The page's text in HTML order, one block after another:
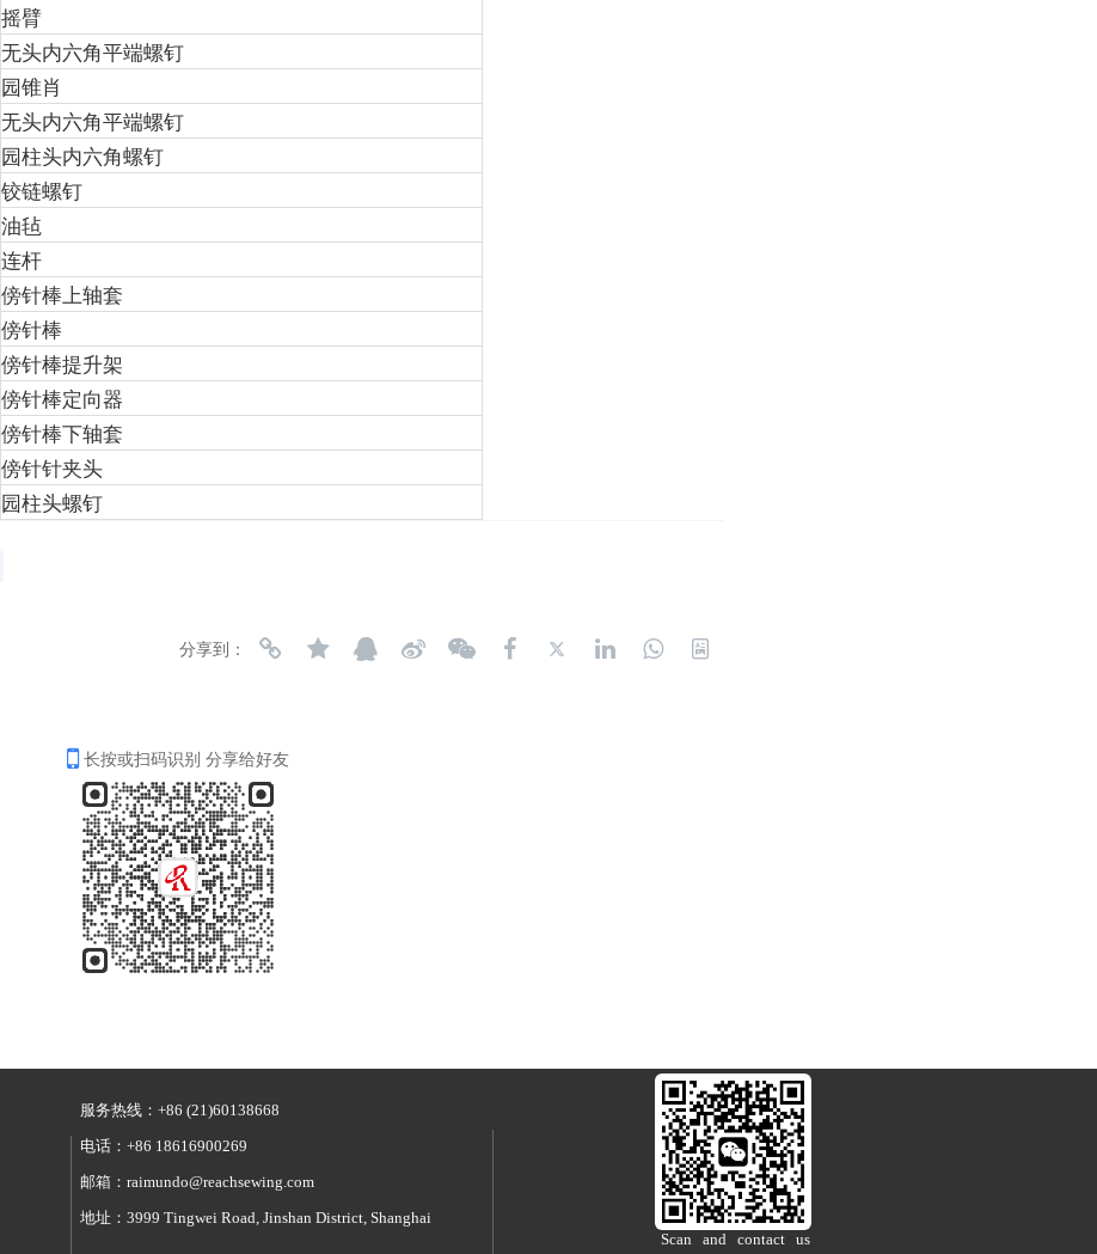
摇臂
无头内六角平端螺钉
园锥肖
无头内六角平端螺钉
园柱头内六角螺钉
铰链螺钉
油毡
连杆
傍针棒上轴套
傍针棒
傍针棒提升架
傍针棒定向器
傍针棒下轴套
傍针针夹头
园柱头螺钉
分享到：
长按或扫码识别 分享给好友
Scan   and   contact   us
服务热线：+86 (21)60138668
电话：+86 18616900269
邮箱：raimundo@reachsewing.com
地址：3999 Tingwei Road, Jinshan District, Shanghai